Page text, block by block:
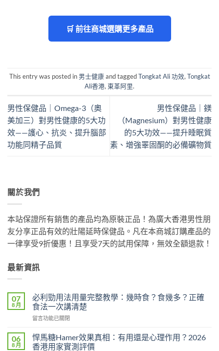
🛒 前往商城選購更多產品
This entry was posted in 男士健康and taggedTongkat Ali 功效, Tongkat
Ali香港, 東革阿里.
男性保健品｜Omega-3（奧
美加三）對男性健康的5大功
效——護心、抗炎、提升腦部
功能同精子品質
男性保健品｜鎂
（Magnesium）對男性健康
的5大功效——提升睡眠質
素、增強睪固酮的必備礦物質
關於我們
本站保證所有銷售的產品均為原裝正品！為廣大香港男性朋
友分享正品有效的壯陽延時保健品。凡在本商城訂購產品的
一律享受9折優惠！且享受7天的試用保障，無效全額退款！
最新資訊
07
8 月
必利勁用法用量完整教學：幾時食？食幾多？正確
食法一次講清楚
在
利
勁
留言功能已關閉
06
8 月
悍馬糖Hamer效果真相：有用還是心理作用？2026
香港用家實測評價